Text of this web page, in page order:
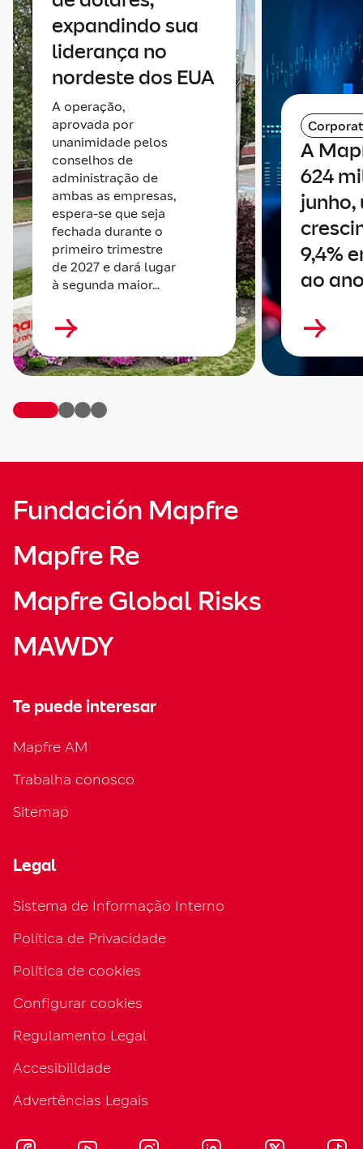
expandindo sua
liderança no
nordeste dos EUA
A operação,
aprovada por
unanimidade pelos
conselhos de
administração de
ambas as empresas,
espera-se que seja
fechada durante o
primeiro trimestre
de 2027 e dará lugar
à segunda maior...
A
624
junho,
9,4%
ao
Fundación Mapfre
Mapfre Re
Mapfre Global Risks
MAWDY
Te puede interesar
Mapfre AM
Trabalha conosco
Sitemap
Legal
Sistema de Informação Interno
Política de Privacidade
Política de cookies
Configurar cookies
Regulamento Legal
Accesibilidade
Advertências Legais